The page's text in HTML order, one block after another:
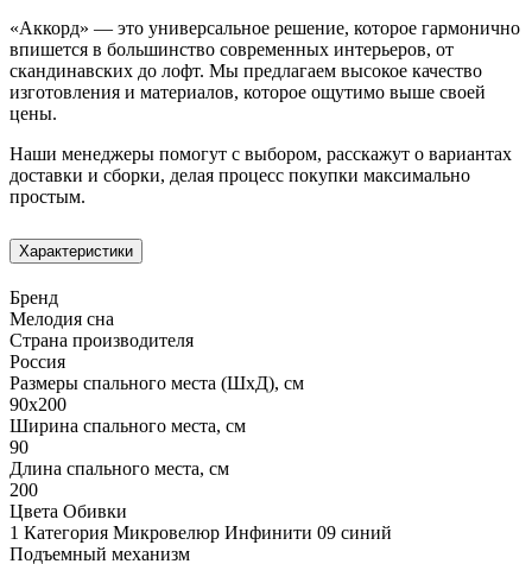
«Аккорд» — это универсальное решение, которое гармонично
впишется в большинство современных интерьеров, от
скандинавских до лофт. Мы предлагаем высокое качество
изготовления и материалов, которое ощутимо выше своей
цены.
Наши менеджеры помогут с выбором, расскажут о вариантах
доставки и сборки, делая процесс покупки максимально
простым.
Характеристики
Бренд
Мелодия сна
Страна производителя
Россия
Размеры спального места (ШхД), см
90х200
Ширина спального места, см
90
Длина спального места, см
200
Цвета Обивки
1 Категория Микровелюр Инфинити 09 синий
Подъемный механизм